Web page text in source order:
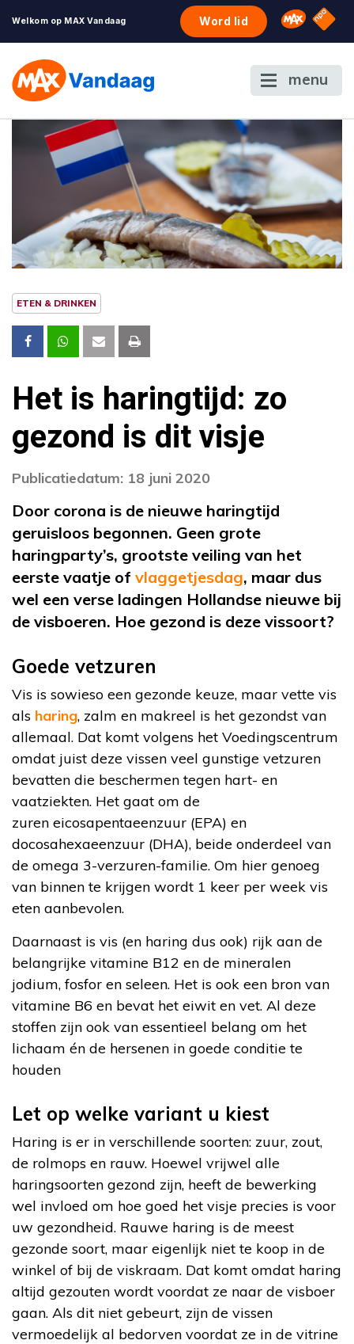
Welkom op MAX Vandaag Word lid Omroep
NPO
menu
ETEN & DRINKEN
Het is haringtijd: zo
gezond is dit visje
Publicatiedatum: 18 juni 2020
Door corona is de nieuwe haringtijd
geruisloos begonnen. Geen grote
haringparty’s, grootste veiling van het
eerste vaatje of vlaggetjesdag, maar dus
wel een verse ladingen Hollandse nieuwe bij
de visboeren. Hoe gezond is deze vissoort?
Goede vetzuren
Vis is sowieso een gezonde keuze, maar vette vis
als haring, zalm en makreel is het gezondst van
allemaal. Dat komt volgens het Voedingscentrum
omdat juist deze vissen veel gunstige vetzuren
bevatten die beschermen tegen hart- en
vaatziekten. Het gaat om de
zuren eicosapentaeenzuur (EPA) en
docosahexaeenzuur (DHA), beide onderdeel van
de omega 3-verzuren-familie. Om hier genoeg
van binnen te krijgen wordt 1 keer per week vis
eten aanbevolen.
Daarnaast is vis (en haring dus ook) rijk aan de
belangrijke vitamine B12 en de mineralen
jodium, fosfor en seleen. Het is ook een bron van
vitamine B6 en bevat het eiwit en vet. Al deze
stoffen zijn ook van essentieel belang om het
lichaam én de hersenen in goede conditie te
houden
Let op welke variant u kiest
Haring is er in verschillende soorten: zuur, zout,
de rolmops en rauw. Hoewel vrijwel alle
haringsoorten gezond zijn, heeft de bewerking
wel invloed om hoe goed het visje precies is voor
uw gezondheid. Rauwe haring is de meest
gezonde soort, maar eigenlijk niet te koop in de
winkel of bij de viskraam. Dat komt omdat haring
altijd gezouten wordt voordat ze naar de visboer
gaan. Als dit niet gebeurt, zijn de vissen
vermoedelijk al bedorven voordat ze in de vitrine